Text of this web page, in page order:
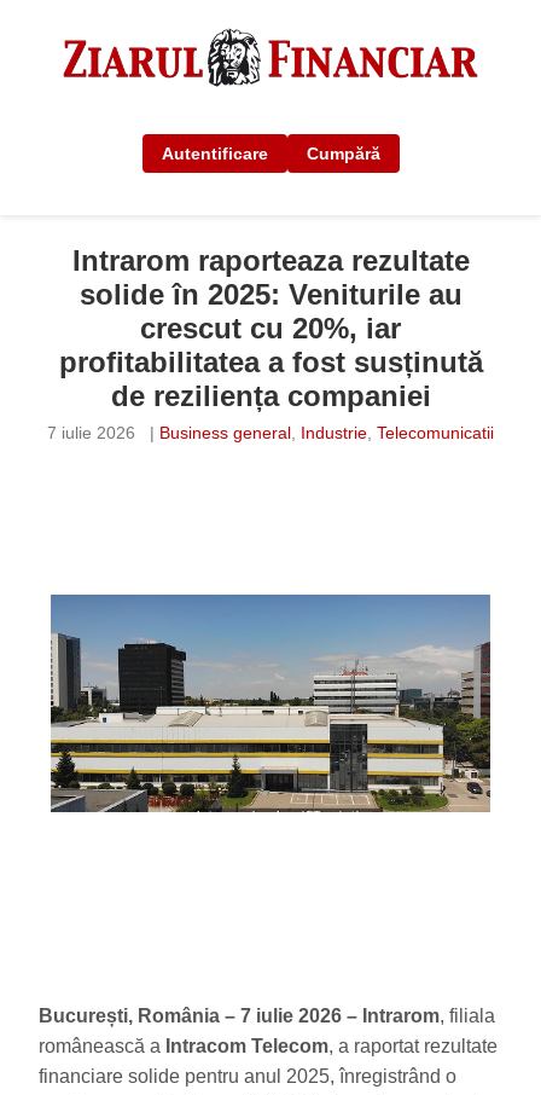
Autentificare Cumpără
Intrarom raporteaza rezultate
solide în 2025: Veniturile au
crescut cu 20%, iar
profitabilitatea a fost susținută
de reziliența companiei
7 iulie 2026 | Business general, Industrie, Telecomunicatii
București, România – 7 iulie 2026 – Intrarom, filiala
românească a Intracom Telecom, a raportat rezultate
financiare solide pentru anul 2025, înregistrând o